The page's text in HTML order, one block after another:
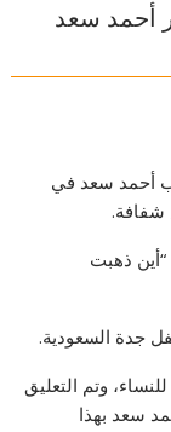
أحمد سعد
أحمد سعد في
شفافة.
ذهبت
جدة السعودية.
وتم التعليق
سعد بهذا